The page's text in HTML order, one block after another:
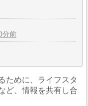
分前
ために、ライフスタ
ど、情報を共有し合